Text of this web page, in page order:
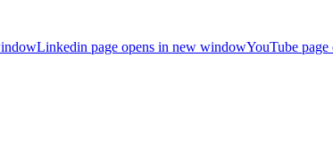
Linkedin page opens in new windowYouTube